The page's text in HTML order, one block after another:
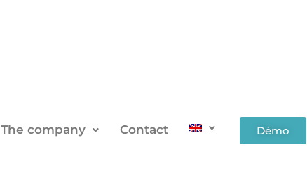
The company Contact Démo